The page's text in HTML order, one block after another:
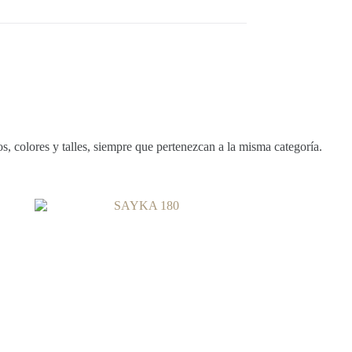
y talles, siempre que pertenezcan a la misma categoría.